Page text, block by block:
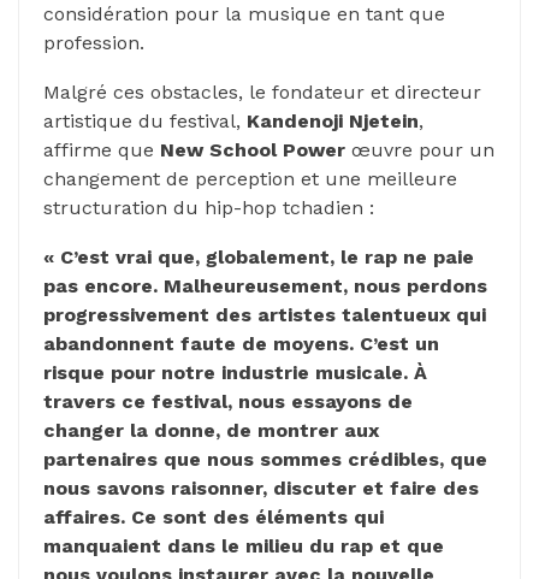
considération pour la musique en tant que
profession.
Malgré ces obstacles, le fondateur et directeur
artistique du festival, Kandenoji Njetein,
affirme que New School Power œuvre pour un
changement de perception et une meilleure
structuration du hip-hop tchadien :
« C’est vrai que, globalement, le rap ne paie
pas encore. Malheureusement, nous perdons
progressivement des artistes talentueux qui
abandonnent faute de moyens. C’est un
risque pour notre industrie musicale. À
travers ce festival, nous essayons de
changer la donne, de montrer aux
partenaires que nous sommes crédibles, que
nous savons raisonner, discuter et faire des
affaires. Ce sont des éléments qui
manquaient dans le milieu du rap et que
nous voulons instaurer avec la nouvelle